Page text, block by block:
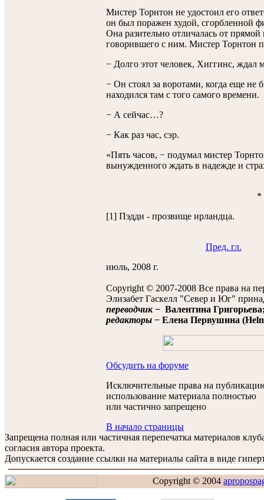
Мистер Торнтон не удостоил его
он был поражен худой, сгорбленной
Она разительно отличалась от
говорившего с ним. Мистер Торнтон
− Долго этот человек, Хиггинс, ждал
− Он стоял за воротами, когда еще
находился там с того самого времени.
− А сейчас…?
− Как раз час, сэр.
«Пять часов, − подумал мистер
вынужденного ждать в надежде и
*
[1] Пэдди - прозвище ирландца.
Пред. гл.
июль, 2008 г.
Copyright © 2007-2008 Все права на
Элизабет Гаскелл "Север и Юг"
переводчик− Валентина
редакторы − Елена Первушина
Обсудить на форуме
Исключительные права на
использование материала полностью
или частично запрещено
В начало страницы
Запрещена полная или частичная перепечатка материалов
согласия автора проекта.
Допускается создание ссылки на материалы сайта в виде
Copyright © 2004